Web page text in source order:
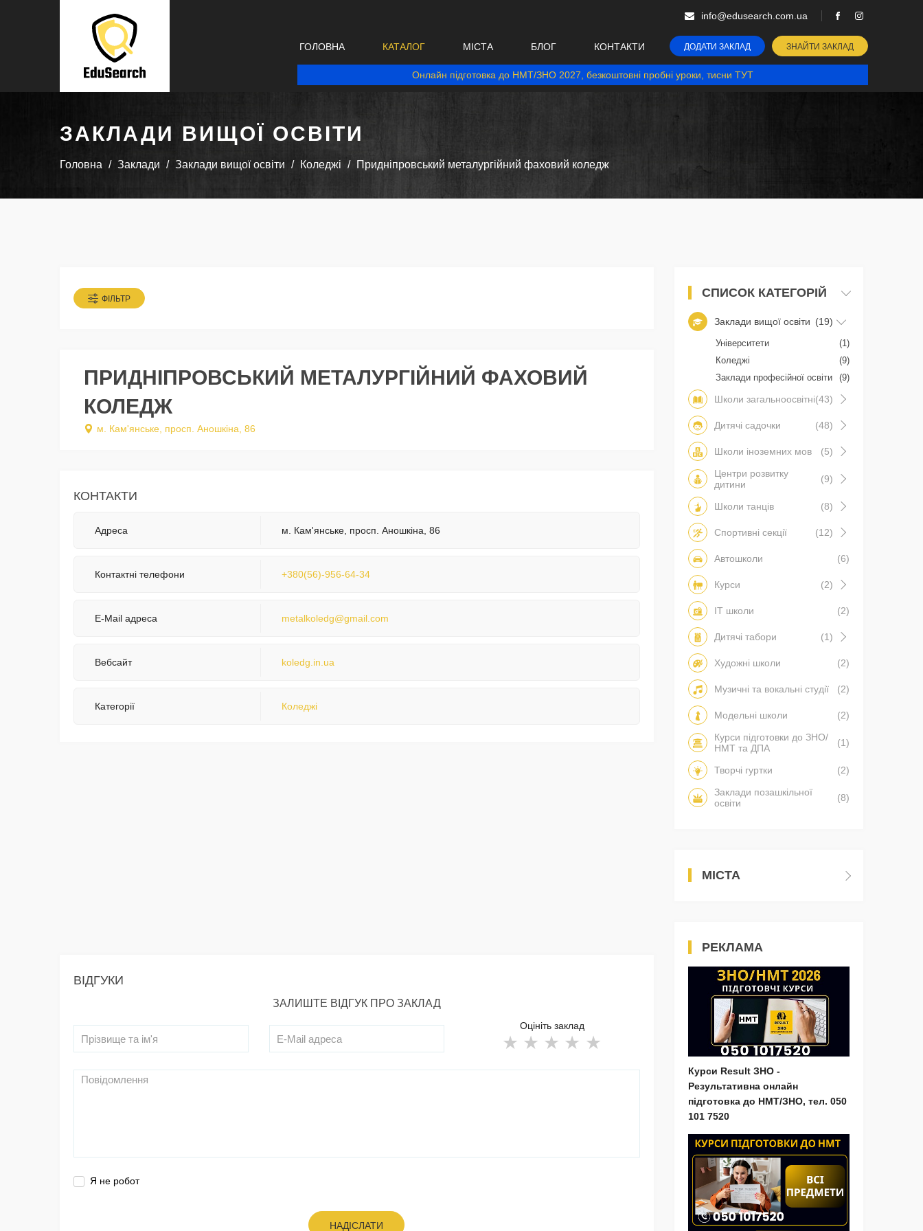
info@edusearch.com.ua
ГОЛОВНА КАТАЛОГ МІСТА БЛОГ КОНТАКТИ ДОДАТИ ЗАКЛАД ЗНАЙТИ ЗАКЛАД
Онлайн підготовка до НМТ/ЗНО 2027, безкоштовні пробні уроки, тисни ТУТ
ЗАКЛАДИ ВИЩОЇ ОСВІТИ
Головна Заклади Заклади вищої освіти Коледжі Придніпровський металургійний фаховий коледж
ФІЛЬТР
ПРИДНІПРОВСЬКИЙ МЕТАЛУРГІЙНИЙ ФАХОВИЙ
КОЛЕДЖ
м. Кам'янське, просп. Аношкіна, 86
КОНТАКТИ
Адреса м. Кам'янське, просп. Аношкіна, 86
Контактні телефони +380(56)-956-64-34
E-Mail адреса metalkoledg@gmail.com
Вебсайт koledg.in.ua
Категорії Коледжі
ВІДГУКИ
ЗАЛИШТЕ ВІДГУК ПРО ЗАКЛАД
Оцініть заклад
Я не робот
НАДІСЛАТИ
СПИСОК КАТЕГОРІЙ
Заклади вищої освіти (19)
Університети
(1)
Коледжі
(9)
Заклади професійної освіти
(9)
Школи загальноосвітні(43)
Дитячі садочки (48)
Школи іноземних мов
(5)
Центри розвитку
дитини
(9)
Школи танців (8)
Спортивні секції (12)
Автошколи (6)
Курси (2)
IT школи (2)
Дитячі табори (1)
Художні школи (2)
Музичні та вокальні студії (2)
Модельні школи
(2)
Курси підготовки до ЗНО/
НМТ та ДПА
(1)
Творчі гуртки
(2)
Заклади позашкільної
освіти
(8)
МІСТА
РЕКЛАМА
Курси Result ЗНО -
Результативна онлайн
підготовка до НМТ/ЗНО, тел. 050
101 7520